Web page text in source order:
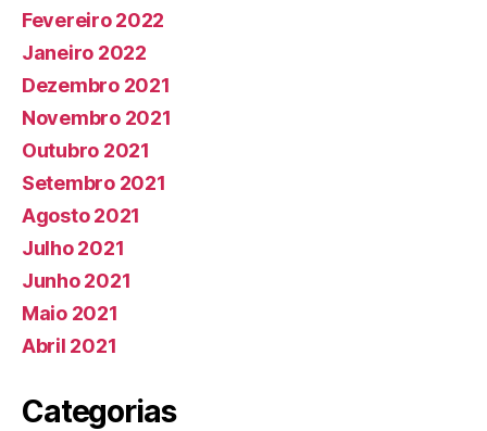
Fevereiro 2022
Janeiro 2022
Dezembro 2021
Novembro 2021
Outubro 2021
Setembro 2021
Agosto 2021
Julho 2021
Junho 2021
Maio 2021
Abril 2021
Categorias